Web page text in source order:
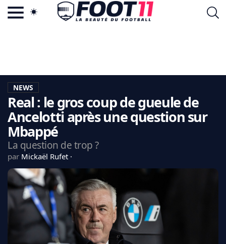
LA CHARTE
VIE PRIVÉE
CGU
CONTACTEZ-NOUS
CDM 2026
EDF
PSG
LIGUE 1
REAL MADRID
FC BARCELONE
NEWS
Real : le gros coup de gueule de
Ancelotti après une question sur
Mbappé
La question de trop ?
par Mickaël Rufet